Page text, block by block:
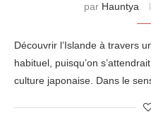
par Hauntya
Découvrir l’Islande à travers
habituel, puisqu’on
culture japonaise. Dans le